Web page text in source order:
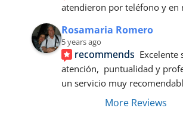
atendieron por teléfono y
Rosamaria Romero
5 years ago
recommends Excelente
atención,  puntualidad y
un servicio muy
More Reviews